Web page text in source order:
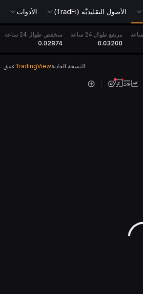
الأصول التقليديَّة (TradFi) الأدوات
مرتفع طوال 24 ساعة
0.03200
منخفض طوال 24 ساعة
0.02874
النسخة العاديةTradingViewعمق